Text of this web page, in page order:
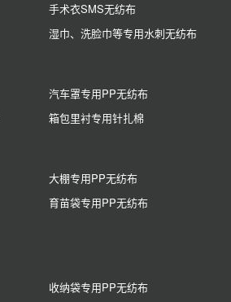
手术衣SMS无纺布
湿巾、洗脸巾等专用水刺无纺布
汽车罩专用PP无纺布
箱包里衬专用针扎棉
大棚专用PP无纺布
育苗袋专用PP无纺布
收纳袋专用PP无纺布